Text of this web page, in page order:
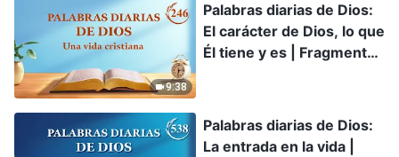
9:38
Palabras diarias de Dios:
El carácter de Dios, lo que
Él tiene y es | Fragmento
Palabras diarias de Dios:
La entrada en la vida |